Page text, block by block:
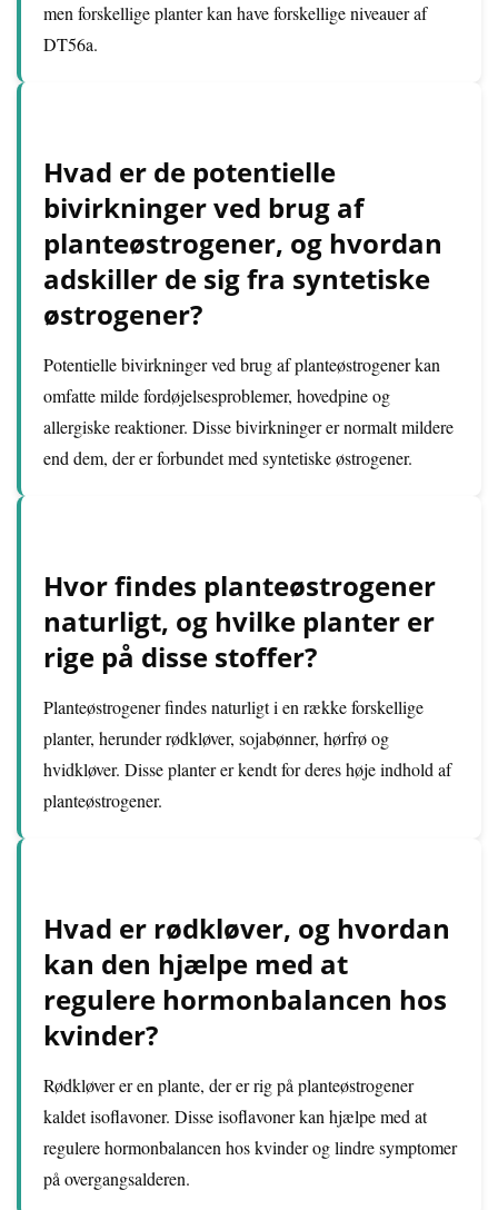
men forskellige planter kan have forskellige niveauer af
DT56a.
Hvad er de potentielle
bivirkninger ved brug af
planteøstrogener, og hvordan
adskiller de sig fra syntetiske
østrogener?
Potentielle bivirkninger ved brug af planteøstrogener kan
omfatte milde fordøjelsesproblemer, hovedpine og
allergiske reaktioner. Disse bivirkninger er normalt mildere
end dem, der er forbundet med syntetiske østrogener.
Hvor findes planteøstrogener
naturligt, og hvilke planter er
rige på disse stoffer?
Planteøstrogener findes naturligt i en række forskellige
planter, herunder rødkløver, sojabønner, hørfrø og
hvidkløver. Disse planter er kendt for deres høje indhold af
planteøstrogener.
Hvad er rødkløver, og hvordan
kan den hjælpe med at
regulere hormonbalancen hos
kvinder?
Rødkløver er en plante, der er rig på planteøstrogener
kaldet isoflavoner. Disse isoflavoner kan hjælpe med at
regulere hormonbalancen hos kvinder og lindre symptomer
på overgangsalderen.